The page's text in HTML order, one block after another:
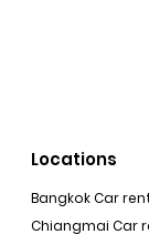
Locations
Bangkok Car
Chiangmai Car